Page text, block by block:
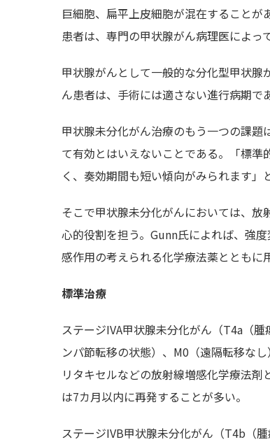
巨細胞、扁平上皮細胞が混在すること
患者は、専門の甲状腺がん病理医によっ
甲状腺がんとして一般的な分化型甲状
ん患者は、手術には適さない進行病期で
甲状腺未分化がん治療のもう一つの課
て有効とはいえないことである。「標
く、奏効期間も短い傾向がみられます」
そこで甲状腺未分化がんにおいては、
心的役割を担う。Gunn氏によれば、強
感作用の考えられる化学療法薬とともに
標準治療
ステージIVA甲状腺未分化がん（T4a（
ンパ節転移の状態）、M0（遠隔転移な
リタキセルなどの放射線増感化学療法
は7カ月以内に再発することが多い。
ステージIVB甲状腺未分化がん（T4b（